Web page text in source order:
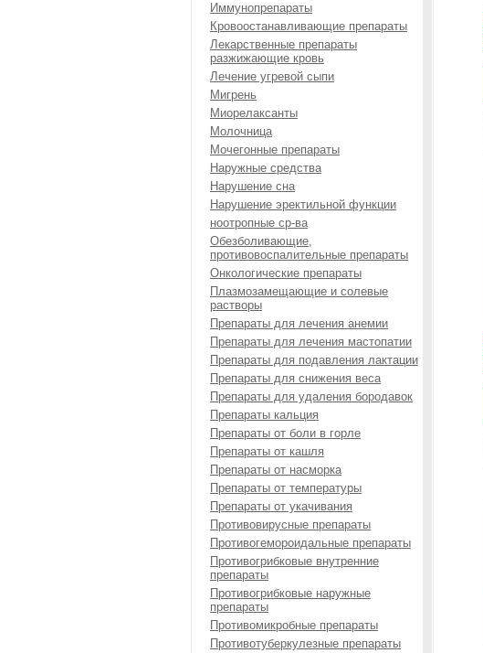
Иммунопрепараты
Кровоостанавливающие препараты
Лекарственные препараты
разжижающие кровь
Лечение угревой сыпи
Мигрень
Миорелаксанты
Молочница
Мочегонные препараты
Наружные средства
Нарушение сна
Нарушение эректильной функции
ноотропные ср-ва
Обезболивающие,
противовоспалительные препараты
Онкологические препараты
Плазмозамещающие и солевые
растворы
Препараты для лечения анемии
Препараты для лечения мастопатии
Препараты для подавления лактации
Препараты для снижения веса
Препараты для удаления бородавок
Препараты кальция
Препараты от боли в горле
Препараты от кашля
Препараты от насморка
Препараты от температуры
Препараты от укачивания
Противовирусные препараты
Противогемороидальные препараты
Противогрибковые внутренние
препараты
Противогрибковые наружные
препараты
Противомикробные препараты
Противотуберкулезные препараты